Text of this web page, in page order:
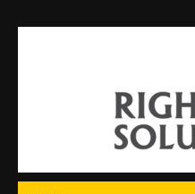
Right
The Best Auto Repair in